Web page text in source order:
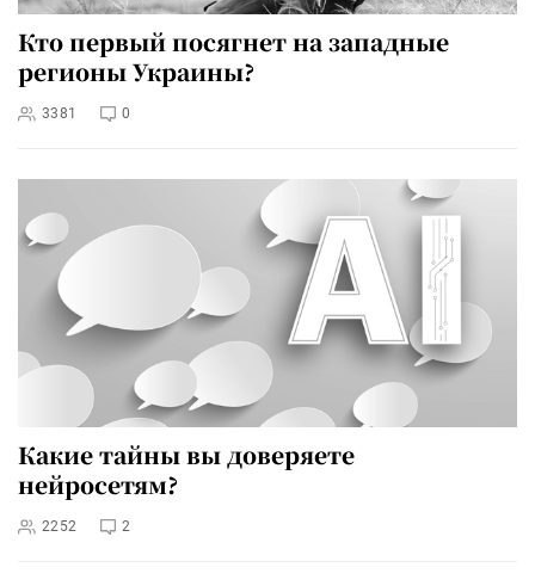
Кто первый посягнет на западные
регионы Украины?
3381 0
Какие тайны вы доверяете
нейросетям?
2252 2